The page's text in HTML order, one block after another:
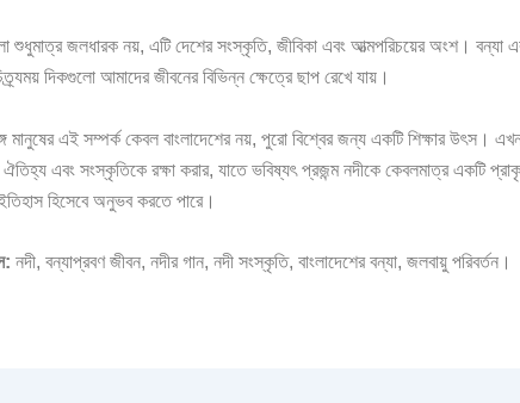
শুধুমাত্র জলধারক নয়, এটি দেশের সংস্কৃতি, জীবিকা এবং আত্মপরিচয়ের অংশ। বন্যা
দিকগুলো আমাদের জীবনের বিভিন্ন ক্ষেত্রে ছাপ রেখে যায়।
মানুষের এই সম্পর্ক কেবল বাংলাদেশের নয়, পুরো বিশ্বের জন্য একটি শিক্ষার উৎস।
এবং সংস্কৃতিকে রক্ষা করার, যাতে ভবিষ্যৎ প্রজন্ম নদীকে কেবলমাত্র একটি
হিসেবে অনুভব করতে পারে।
নদী, বন্যাপ্রবণ জীবন, নদীর গান, নদী সংস্কৃতি, বাংলাদেশের বন্যা, জলবায়ু পরিবর্তন।